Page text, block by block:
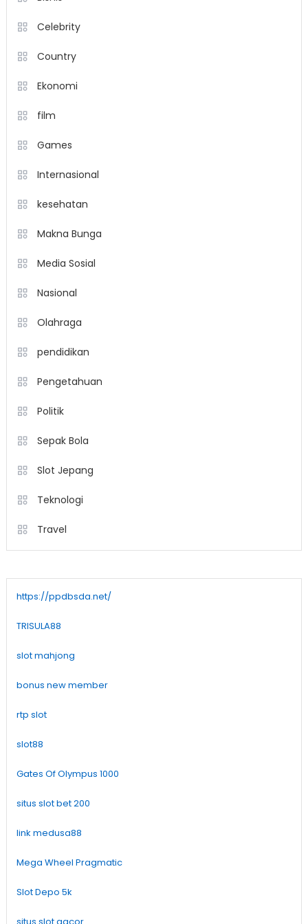
Celebrity
Country
Ekonomi
film
Games
Internasional
kesehatan
Makna Bunga
Media Sosial
Nasional
Olahraga
pendidikan
Pengetahuan
Politik
Sepak Bola
Slot Jepang
Teknologi
Travel
https://ppdbsda.net/
TRISULA88
slot mahjong
bonus new member
rtp slot
slot88
Gates Of Olympus 1000
situs slot bet 200
link medusa88
Mega Wheel Pragmatic
Slot Depo 5k